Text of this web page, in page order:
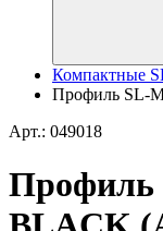
Компактные
Профиль SL-
Арт.: 049018
Профиль